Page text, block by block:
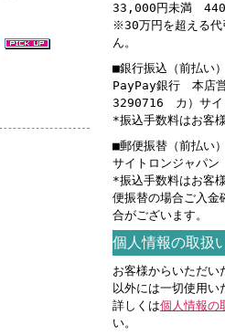
33,000円未満 440
※30万円を超える代
ん。
■銀行振込（前払い）
PayPay銀行 本店
3290716 カ）サイ
*振込手数料はお客
■郵便振替（前払い）
サイトロンジャパ
*振込手数料はお客
便振替の場合ご入金
合がございます。
個人情報の取扱
お客様からいただい
以外には一切使用い
詳しくは個人情報の
い。